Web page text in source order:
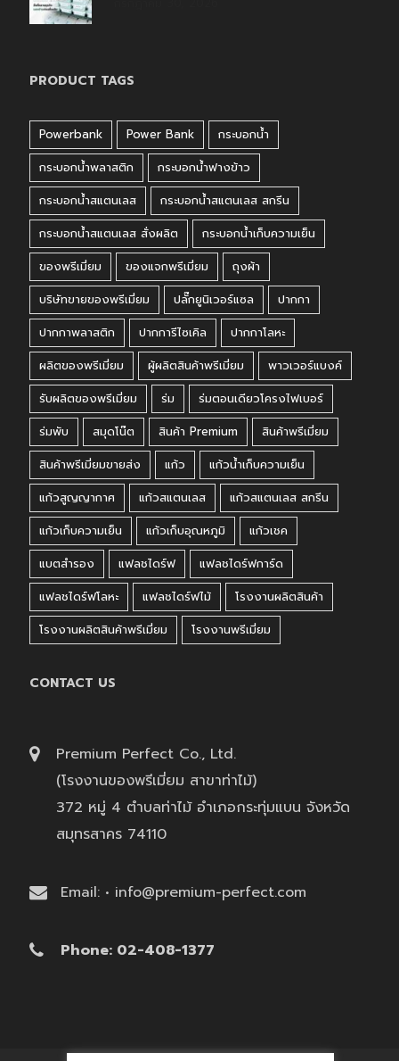
PRODUCT TAGS
Powerbank Power Bank
กระบอกน้ำ
กระบอกน้ำพลาสติก
กระบอกน้ำฟางข้าว
กระบอกน้ำสแตนเลส
กระบอกน้ำสแตนเลส สกรีน
กระบอกน้ำสแตนเลส สั่งผลิต
กระบอกน้ำเก็บความเย็น
ของพรีเมี่ยม
ของแจกพรีเมี่ยม
ถุงผ้า
บริษัทขายของพรีเมี่ยม
ปลั๊กยูนิเวอร์แซล
ปากกา
ปากกาพลาสติก
ปากการีไซเคิล
ปากกาโลหะ
ผลิตของพรีเมี่ยม
ผู้ผลิตสินค้าพรีเมี่ยม
พาวเวอร์แบงค์
รับผลิตของพรีเมี่ยม
ร่ม
ร่มตอนเดียวโครงไฟเบอร์
ร่มพับ
สมุดโน๊ต สินค้า Premium
สินค้าพรีเมี่ยม
สินค้าพรีเมี่ยมขายส่ง
แก้ว
แก้วน้ำเก็บความเย็น
แก้วสูญญากาศ
แก้วสแตนเลส
แก้วสแตนเลส สกรีน
แก้วเก็บความเย็น
แก้วเก็บอุณหภูมิ
แก้วเชค
แบตสำรอง
แฟลชไดร์ฟ
แฟลชไดร์ฟการ์ด
แฟลชไดร์ฟโลหะ
แฟลชไดร์ฟไม้
โรงงานผลิตสินค้า
โรงงานผลิตสินค้าพรีเมี่ยม
โรงงานพรีเมี่ยม
CONTACT US
Premium Perfect Co., Ltd.
(โรงงานของพรีเมี่ยม สาขาท่าไม้)
372 หมู่ 4 ตำบลท่าไม้ อำเภอกระทุ่มแบน จังหวัด
สมุทรสาคร 74110
Email: • info@premium-perfect.com
Phone: 02-408-1377